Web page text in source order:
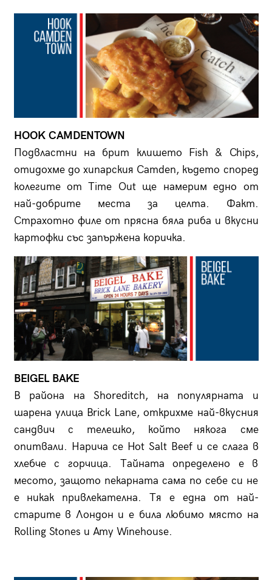
HOOK CAMDENTOWN
Подвластни на брит клишето Fish & Chips,
отидохме до хипарския Camden, където според
колегите от Time Оut ще намерим едно от
най-добрите места за целта. Факт.
Страхотно филе от прясна бяла риба и вкусни
картофки със запържена коричка.
BEIGEL BAKE
В района на Shoreditch, на популярната и
шарена улица Brick Lane, открих­ме най-вкусния
сандвич с телешко, който някога сме
опитвали. Нарича се Hot Salt Beef и се слага в
хлебче с горчица. Тайната определено е в
месото, защото пекарната сама по себе си не
е никак привлекателна. Тя е една от най-
старите в Лондон и е била любимo място на
Rolling Stones и Amy Winehouse.